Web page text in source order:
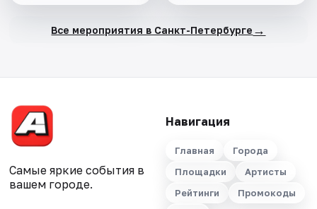
Все мероприятия в Санкт-Петербурге →
Самые яркие события в
вашем городе.
Навигация
Главная
Города
Площадки
Артисты
Рейтинги
Промокоды